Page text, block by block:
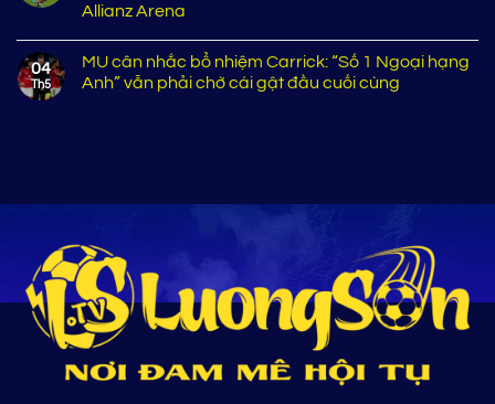
Allianz Arena
04
Th5
MU cân nhắc bổ nhiệm Carrick: “Số 1 Ngoại hạng
Anh” vẫn phải chờ cái gật đầu cuối cùng